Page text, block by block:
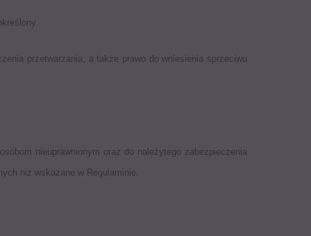
przetwarzania, a także prawo do wniesienia sprzeciwu
nieuprawnionym oraz do należytego zabezpieczenia
niż wskazane w Regulaminie.